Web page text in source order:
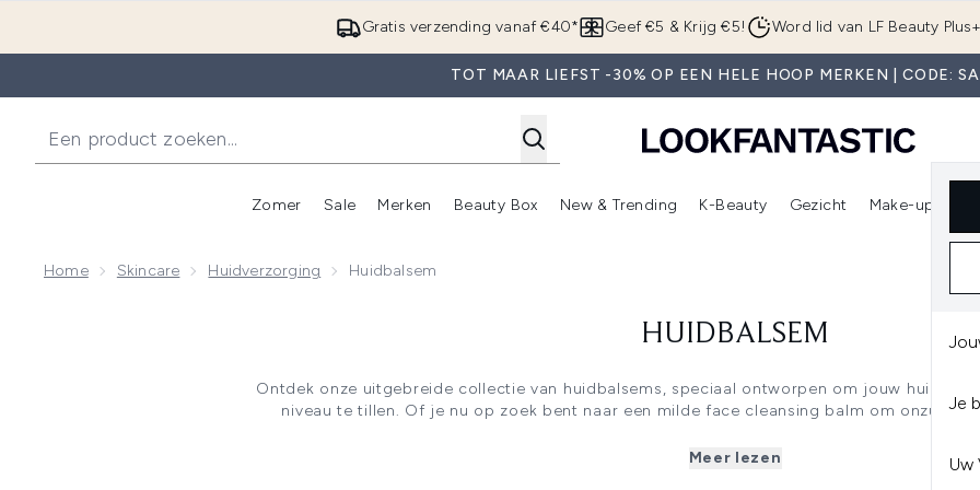
Overslaan naar de hoofdinhoud
Gratis verzending vanaf €40* Geef €5 & Krijg €5! Word lid van LF Beauty Plus+
TOT MAAR LIEFST -30% OP EEN HELE HOOP MERKEN | CODE:
Je
Uw
Zomer
Enter submenu (Zomer)
Sale
Enter submenu (Sale)
Merken
Enter submenu (Merken)
Beauty Box
Enter submenu (Beauty Box)
New & Trending
Enter submenu (New & Trending)
K-Beauty
Enter submenu (K-Beauty)
Gezicht Make-up
Home Skincare Huidverzorging Huidbalsem
HUIDBALSEM
Ontdek onze uitgebreide collectie van huidbalsems, speciaal ontworpen om jouw
niveau te tillen. Of je nu op zoek bent naar een milde face cleansing balm om
omvat hoogwaardige balsems die je huid verzorgen, beschermen en
Meer lezen